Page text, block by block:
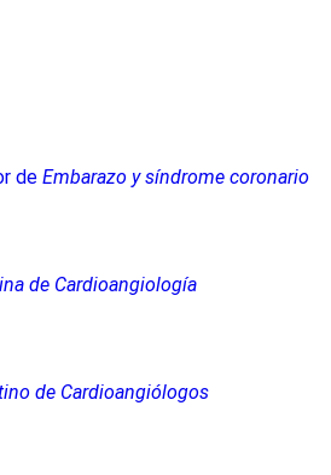
de Embarazo y síndrome coronario
de Cardioangiología
de Cardioangiólogos